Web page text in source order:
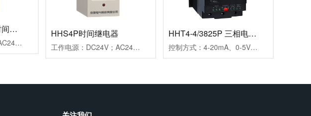
HHS1-1(DH14S)时间继电器
工作电源：DC24V；AC24V、AC220V、AC380V延时范围：0.01s~99h99m时分秒设置重复误差：≤1%工作模式：通电延时计时方式：正计时，数码管显示触点形式：两组延时带复位暂停功能触点容量：3AAC250V(阻性)外形尺寸：52×104×114mm开孔尺寸：45×77mm安装方式：面板式
HHS4P时间继电器
工作电源：DC24V；AC24V、AC220V、AC380V延时范围：0.99s、9.9s、99s、9.9m、99m、99h99.9s、999s、99.9m、999m、999h重复误差：≤1%工作模式：通电延时触点形式：两组延时触点触点容量：3AAC250V(阻性)外形尺寸：45×82×90mm开孔尺寸：56-2×Φ4.5mm安装方式：装置式或35mm导轨式
HHT4-4/3825P 三相电力调整器
控制方式：4-20mA、0-5V、0-10V三种方式可选输出方式：相位输出，移相范围0-150°负载电压：三相440VAC（三相三线）负载电流：25A保护功能：快速熔断器报警功能：断相、超温，继电器输出(1A/250VAC)介质耐压：≥2000VAC显示功能：LED面板显示SCR输出百分比及工作状态指示安装方式：螺栓安装使用负载：定阻抗电热丝、IR远红外线、UV灯管等外型尺寸：150×130×175mm安装尺寸：80×116mm(4-M5)冷却方式：自然冷却